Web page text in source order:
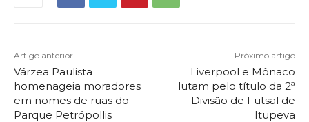
Artigo anterior
Várzea Paulista
homenageia moradores
em nomes de ruas do
Parque Petrópollis
Próximo artigo
Liverpool e Mônaco
lutam pelo título da 2ª
Divisão de Futsal de
Itupeva